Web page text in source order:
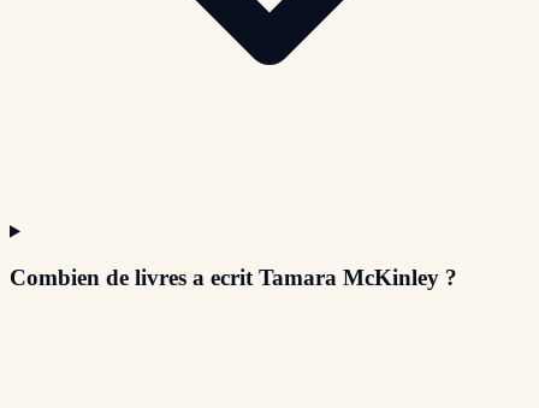
Combien de livres a ecrit Tamara McKinley ?